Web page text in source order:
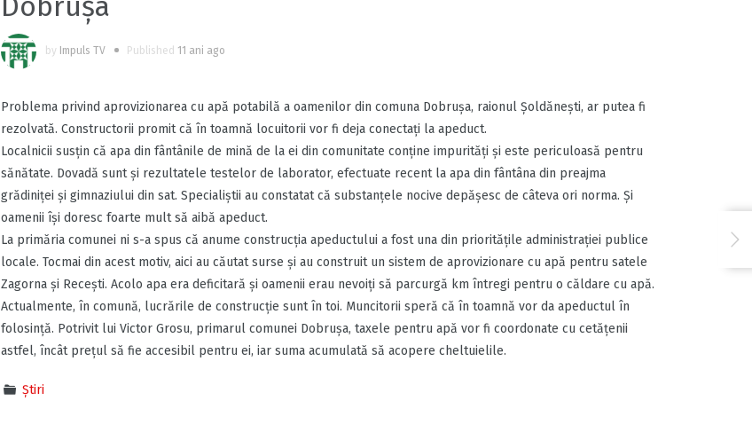
by Impuls TV Published 11 ani ago
Problema privind aprovizionarea cu apă potabilă a oamenilor din comuna Dobruşa, raionul Şoldăneşti, ar putea fi
rezolvată. Constructorii promit că în toamnă locuitorii vor fi deja conectaţi la apeduct.
Localnicii susţin că apa din fântânile de mină de la ei din comunitate conţine impurităţi şi este periculoasă pentru
sănătate. Dovadă sunt şi rezultatele testelor de laborator, efectuate recent la apa din fântâna din preajma
grădiniţei şi gimnaziului din sat. Specialiştii au constatat că substanţele nocive depăşesc de câteva ori norma. Şi
oamenii îşi doresc foarte mult să aibă apeduct.
La primăria comunei ni s-a spus că anume construcţia apeductului a fost una din priorităţile administraţiei publice
locale. Tocmai din acest motiv, aici au căutat surse şi au construit un sistem de aprovizionare cu apă pentru satele
Zagorna şi Receşti. Acolo apa era deficitară şi oamenii erau nevoiţi să parcurgă km întregi pentru o căldare cu apă.
Actualmente, în comună, lucrările de construcţie sunt în toi. Muncitorii speră că în toamnă vor da apeductul în
folosinţă. Potrivit lui Victor Grosu, primarul comunei Dobruşa, taxele pentru apă vor fi coordonate cu cetăţenii
astfel, încât preţul să fie accesibil pentru ei, iar suma acumulată să acopere cheltuielile.
Știri